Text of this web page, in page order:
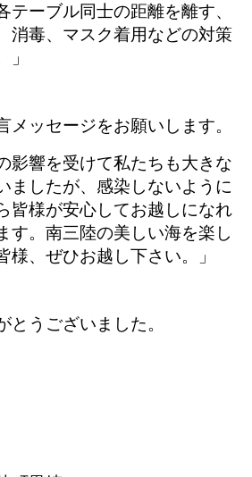
テーブル同士の距離を離す、
消毒、マスク着用などの対策
」
ッセージをお願いします。
影響を受けて私たちも大きな
ましたが、感染しないように
皆様が安心してお越しになれ
す。南三陸の美しい海を楽し
様、ぜひお越し下さい。」
うございました。